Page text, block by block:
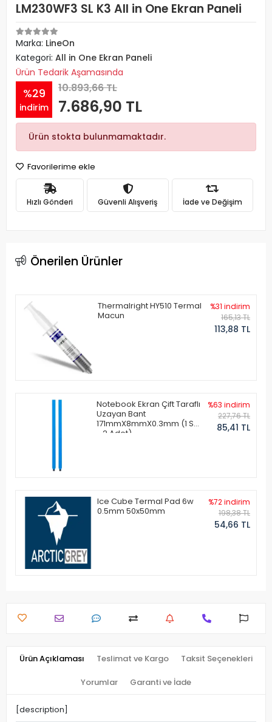
LM230WF3 SL K3 All in One Ekran Paneli
Marka: LineOn
Kategori: All in One Ekran Paneli
Ürün Tedarik Aşamasında
%29
indirim
10.893,66 TL
7.686,90 TL
Ürün stokta bulunmamaktadır.
Favorilerime ekle
Hızlı Gönderi Güvenli Alışveriş İade ve Değişim
Önerilen Ürünler
Thermalright HY510 Termal
Macun
%31 indirim
165,13 TL
113,88 TL
Notebook Ekran Çift Taraflı
Uzayan Bant
171mmX8mmX0.3mm (1 Set
- 2 Adet)
%63 indirim
227,76 TL
85,41 TL
Ice Cube Termal Pad 6w
0.5mm 50x50mm
%72 indirim
198,38 TL
54,66 TL
Ürün Açıklaması Teslimat ve Kargo Taksit Seçenekleri
Yorumlar Garanti ve İade
[description]